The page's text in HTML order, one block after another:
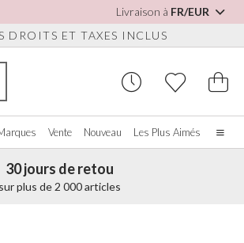
Livraison à FR/EUR
DROITS ET TAXES INCLUS
Vente Nouveau Les Plus Aimés
Accueil
Notre histoire
30 jours de retou
sur plus de 2 000 articles